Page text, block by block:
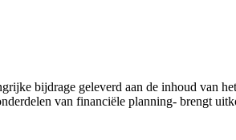
bijdrage geleverd aan de inhoud van
van financiële planning- brengt